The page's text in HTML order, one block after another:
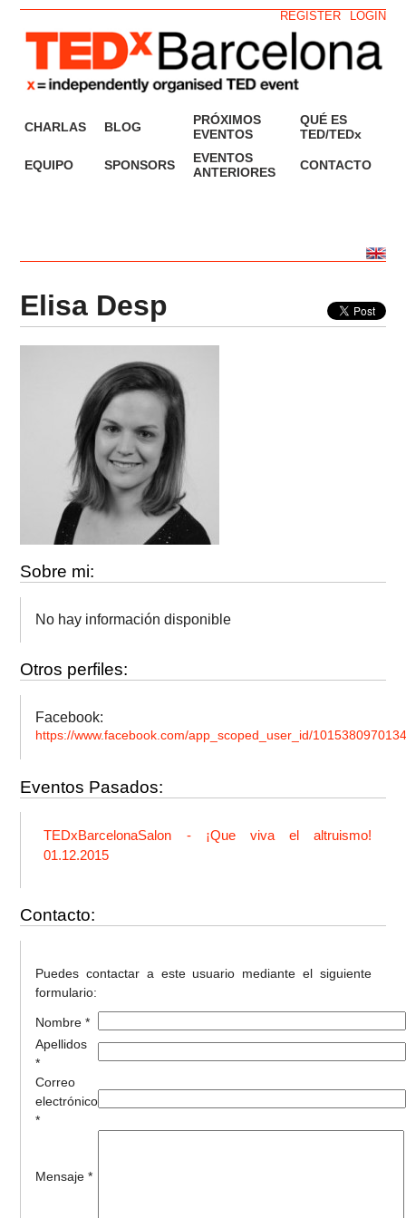
LOGIN
REGISTER
CHARLAS BLOG
PRÓXIMOS
EVENTOS
QUÉ ES
TED/TEDx
EQUIPO SPONSORS
EVENTOS
ANTERIORES
CONTACTO
Elisa Desp
Sobre mi:
No hay información disponible
Otros perfiles:
Facebook:
https://www.facebook.com/app_scoped_user_id/
Eventos Pasados:
TEDxBarcelonaSalon - ¡Que viva el altruismo!
01.12.2015
Contacto:
Puedes contactar a este usuario mediante el siguiente
formulario:
Nombre *
Apellidos
*
Correo
electrónico
*
Mensaje *